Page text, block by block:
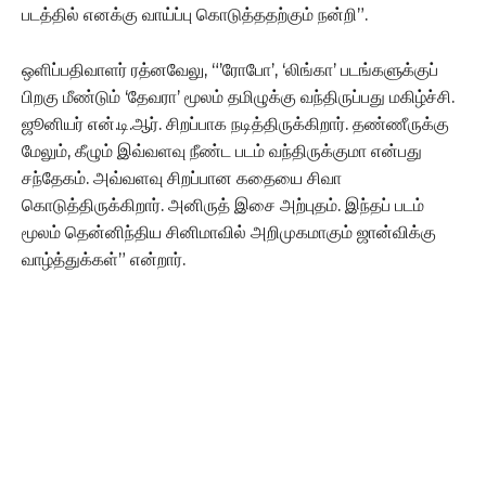
படத்தில் எனக்கு வாய்ப்பு கொடுத்ததற்கும் நன்றி”.
ஒளிப்பதிவாளர் ரத்னவேலு, “’ரோபோ’, ‘லிங்கா’ படங்களுக்குப்
பிறகு மீண்டும் ‘தேவரா’ மூலம் தமிழுக்கு வந்திருப்பது மகிழ்ச்சி.
ஜூனியர் என்.டி.ஆர். சிறப்பாக நடித்திருக்கிறார். தண்ணீருக்கு
மேலும், கீழும் இவ்வளவு நீண்ட படம் வந்திருக்குமா என்பது
சந்தேகம். அவ்வளவு சிறப்பான கதையை சிவா
கொடுத்திருக்கிறார். அனிருத் இசை அற்புதம். இந்தப் படம்
மூலம் தென்னிந்திய சினிமாவில் அறிமுகமாகும் ஜான்விக்கு
வாழ்த்துக்கள்” என்றார்.